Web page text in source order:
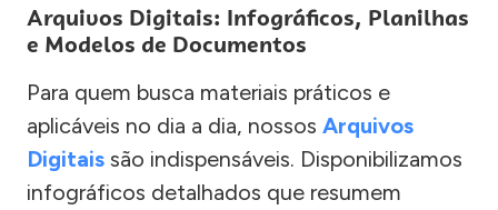
Arquivos Digitais: Infográficos, Planilhas
e Modelos de Documentos
Para quem busca materiais práticos e
aplicáveis no dia a dia, nossos Arquivos
Digitais são indispensáveis. Disponibilizamos
infográficos detalhados que resumem